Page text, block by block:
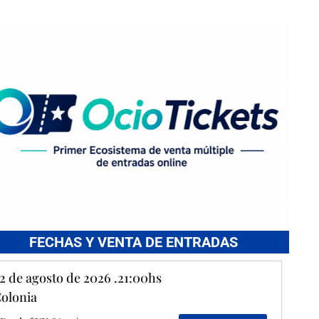
FECHAS Y VENTA DE ENTRADAS
de agosto de 2026 .21:00hs